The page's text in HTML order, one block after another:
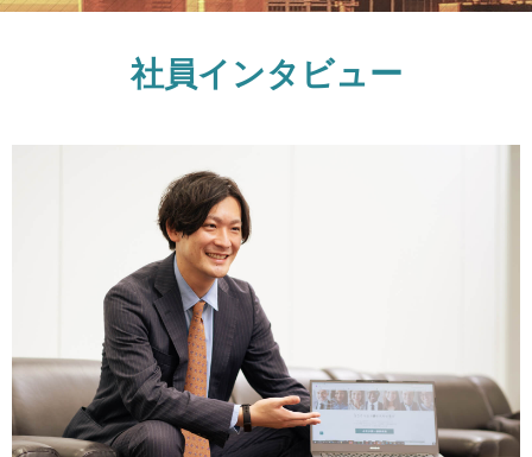
社員インタビュー